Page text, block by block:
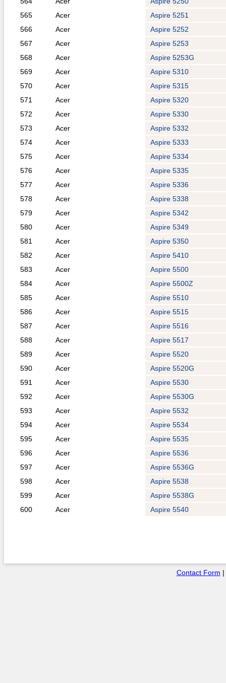
565
Acer
Aspire 5251
566
Acer
Aspire 5252
567
Acer
Aspire 5253
568
Acer
Aspire 5253G
569
Acer
Aspire 5310
570
Acer
Aspire 5315
571
Acer
Aspire 5320
572
Acer
Aspire 5330
573
Acer
Aspire 5332
574
Acer
Aspire 5333
575
Acer
Aspire 5334
576
Acer
Aspire 5335
577
Acer
Aspire 5336
578
Acer
Aspire 5338
579
Acer
Aspire 5342
580
Acer
Aspire 5349
581
Acer
Aspire 5350
582
Acer
Aspire 5410
583
Acer
Aspire 5500
584
Acer
Aspire 5500Z
585
Acer
Aspire 5510
586
Acer
Aspire 5515
587
Acer
Aspire 5516
588
Acer
Aspire 5517
589
Acer
Aspire 5520
590
Acer
Aspire 5520G
591
Acer
Aspire 5530
592
Acer
Aspire 5530G
593
Acer
Aspire 5532
594
Acer
Aspire 5534
595
Acer
Aspire 5535
596
Acer
Aspire 5536
597
Acer
Aspire 5536G
598
Acer
Aspire 5538
599
Acer
Aspire 5538G
600
Acer Aspire 5540
Contact Form |